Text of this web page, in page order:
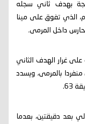
النتيجة بهدف ثاني سجله
الذي تفوق على مينا
داخل المرمى.
على غرار الهدف الثاني
بالمرمى، ويسدد
63.
بعد دقيقتين، بعدما